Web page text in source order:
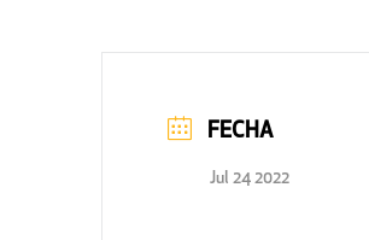
FECHA
Jul 24 2022